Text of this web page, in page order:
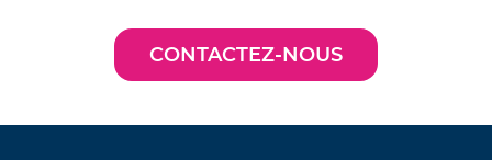
CONTACTEZ-NOUS